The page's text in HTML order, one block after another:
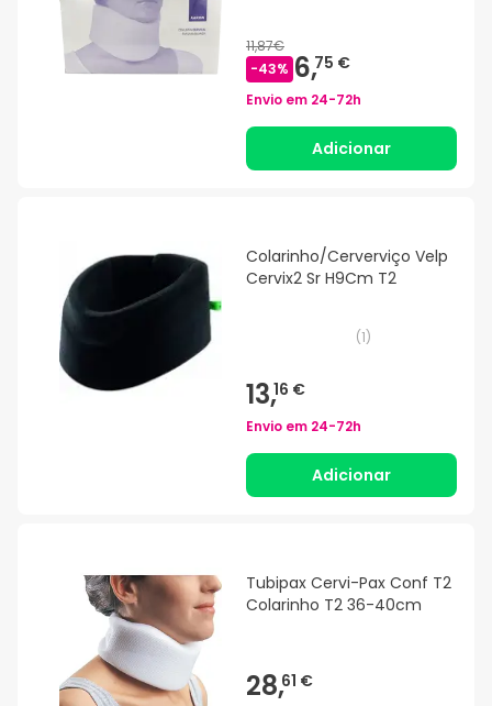
11,87€
-43% 6,75 €
Envio em 24-72h
Adicionar
Colarinho/Cerverviço Velp
Cervix2 Sr H9Cm T2
(1)
13,16 €
Envio em 24-72h
Adicionar
Tubipax Cervi-Pax Conf T2
Colarinho T2 36-40cm
28,61 €